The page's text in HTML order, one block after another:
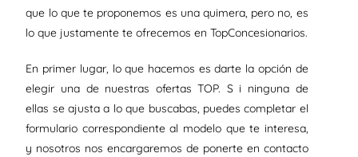
que lo que te proponemos es una quimera, pero no, es
lo que justamente te ofrecemos en TopConcesionarios.
En primer lugar, lo que hacemos es darte la opción de
elegir una de nuestras ofertas TOP. S i ninguna de
ellas se ajusta a lo que buscabas, puedes completar el
formulario correspondiente al modelo que te interesa,
y nosotros nos encargaremos de ponerte en contacto